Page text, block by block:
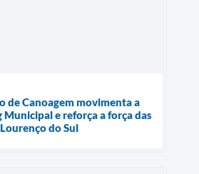
de Canoagem movimenta a
Municipal e reforça a força das
do Sul